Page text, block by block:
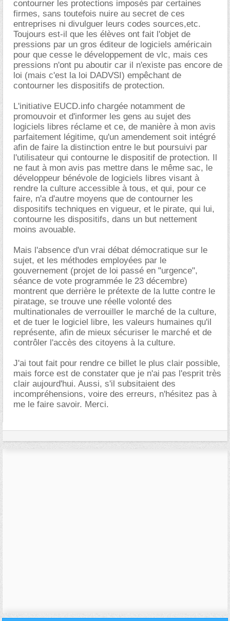
contourner les protections imposés par certaines
firmes, sans toutefois nuire au secret de ces
entreprises ni divulguer leurs codes sources,etc.
Toujours est-il que les élèves ont fait l'objet de
pressions par un gros éditeur de logiciels américain
pour que cesse le développement de vlc, mais ces
pressions n'ont pu aboutir car il n'existe pas encore de
loi (mais c'est la loi DADVSI) empêchant de
contourner les dispositifs de protection.
L'initiative EUCD.info chargée notamment de
promouvoir et d'informer les gens au sujet des
logiciels libres réclame et ce, de manière à mon avis
parfaitement légitime, qu'un amendement soit intégré
afin de faire la distinction entre le but poursuivi par
l'utilisateur qui contourne le dispositif de protection. Il
ne faut à mon avis pas mettre dans le même sac, le
développeur bénévole de logiciels libres visant à
rendre la culture accessible à tous, et qui, pour ce
faire, n'a d'autre moyens que de contourner les
dispositifs techniques en vigueur, et le pirate, qui lui,
contourne les dispositifs, dans un but nettement
moins avouable.
Mais l'absence d'un vrai débat démocratique sur le
sujet, et les méthodes employées par le
gouvernement (projet de loi passé en "urgence",
séance de vote programmée le 23 décembre)
montrent que derrière le prétexte de la lutte contre le
piratage, se trouve une réelle volonté des
multinationales de verrouiller le marché de la culture,
et de tuer le logiciel libre, les valeurs humaines qu'il
représente, afin de mieux sécuriser le marché et de
contrôler l'accès des citoyens à la culture.
J'ai tout fait pour rendre ce billet le plus clair possible,
mais force est de constater que je n'ai pas l'esprit très
clair aujourd'hui. Aussi, s'il subsitaient des
incompréhensions, voire des erreurs, n'hésitez pas à
me le faire savoir. Merci.